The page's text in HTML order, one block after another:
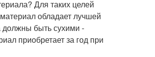
Для таких целей
обладает лучшей
должны быть сухими -
приобретает за год при